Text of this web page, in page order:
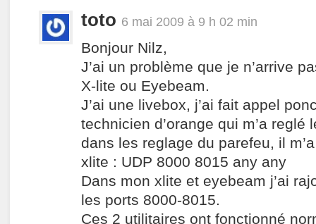
toto 6 mai 2009 à 9 h 02 min
Bonjour Nilz,
J’ai un problème que je n’arrive
X-lite ou Eyebeam.
J’ai une livebox, j’ai fait appel
technicien d’orange qui m’a reglé
dans les reglage du parefeu, il
xlite : UDP 8000 8015 any any
Dans mon xlite et eyebeam j’ai
les ports 8000-8015.
Ces 2 utilitaires ont fonctionné